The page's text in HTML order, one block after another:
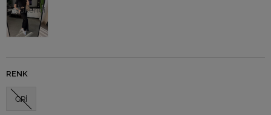
Tükendi
RENK
GRİ